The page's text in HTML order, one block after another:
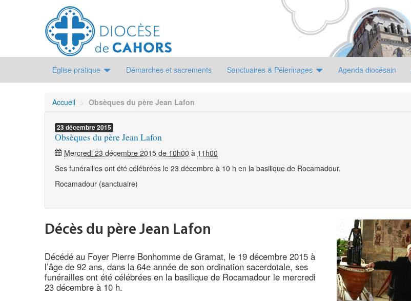
Église pratique Démarches et sacrements Sanctuaires & Pélerinages Agenda diocésain
Accueil > Obsèques du père Jean Lafon
23 décembre2015
Obsèques du père Jean Lafon
Mercredi 23 décembre 2015 de 10h00 à 11h00
Ses funérailles ont été célébrées le 23 décembre à 10 h en la basilique de Rocamadour.
Rocamadour (sanctuaire)
Décès du père Jean Lafon
Décédé au Foyer Pierre Bonhomme de Gramat, le 19 décembre 2015 à
l’âge de 92 ans, dans la 64e année de son ordination sacerdotale, ses
funérailles ont été célébrées en la basilique de Rocamadour le mercredi
23 décembre à 10 h.